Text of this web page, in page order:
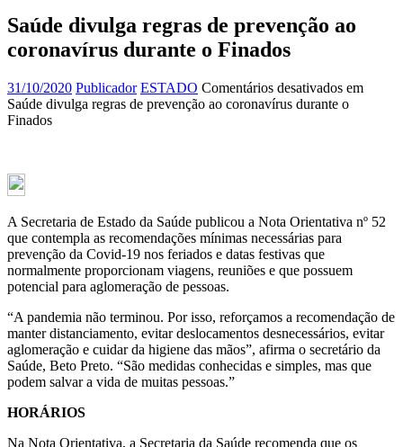
Saúde divulga regras de prevenção ao
coronavírus durante o Finados
31/10/2020 Publicador ESTADO Comentários desativados em
Saúde divulga regras de prevenção ao coronavírus durante o
Finados
A Secretaria de Estado da Saúde publicou a Nota Orientativa nº 52
que contempla as recomendações mínimas necessárias para
prevenção da Covid-19 nos feriados e datas festivas que
normalmente proporcionam viagens, reuniões e que possuem
potencial para aglomeração de pessoas.
“A pandemia não terminou. Por isso, reforçamos a recomendação de
manter distanciamento, evitar deslocamentos desnecessários, evitar
aglomeração e cuidar da higiene das mãos”, afirma o secretário da
Saúde, Beto Preto. “São medidas conhecidas e simples, mas que
podem salvar a vida de muitas pessoas.”
HORÁRIOS
Na Nota Orientativa, a Secretaria da Saúde recomenda que os